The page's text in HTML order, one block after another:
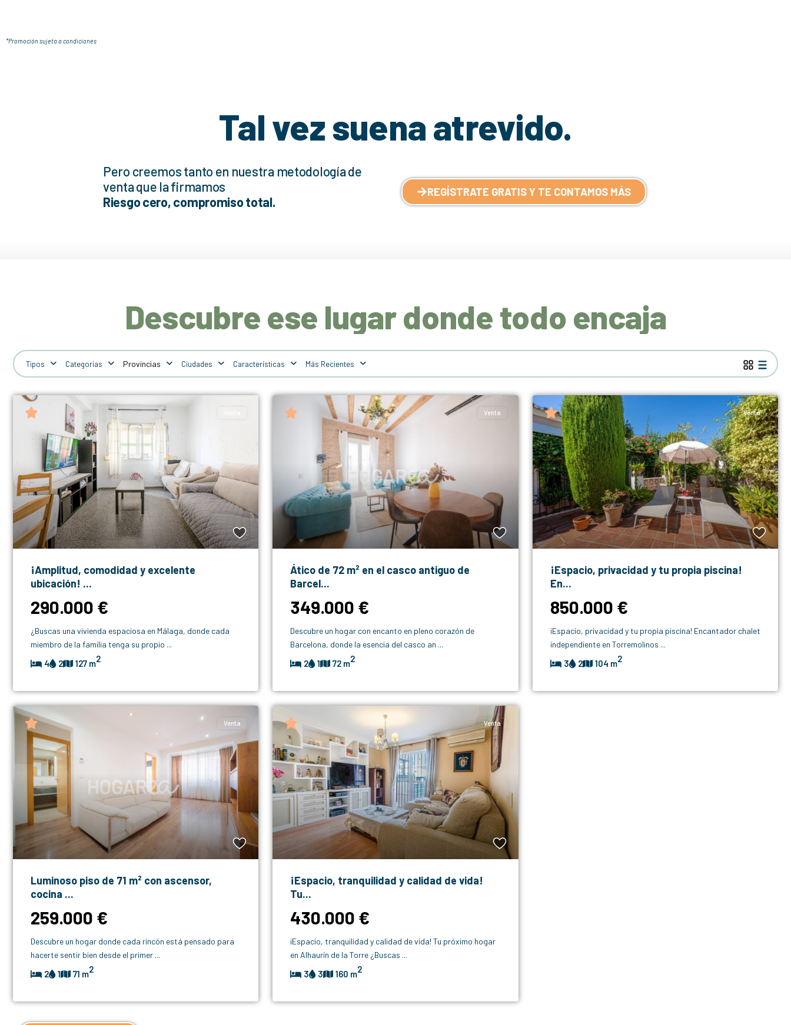
*Promoción sujeta a condiciones
Tal vez suena atrevido.
Pero creemos tanto en nuestra metodología de
venta que la firmamos
Riesgo cero, compromiso total.
REGÍSTRATE GRATIS Y TE CONTAMOS MÁS
Descubre ese lugar donde todo encaja
Tipos Categorías Ciudades Características Más Recientes
¡Amplitud, comodidad y excelente
ubicación! ...
290.000 €
¿Buscas una vivienda espaciosa en Málaga, donde cada
miembro de la familia tenga su propio ...
4 2 127 m2
Venta
Ático de 72 m² en el casco antiguo de
Barcel...
349.000 €
Descubre un hogar con encanto en pleno corazón de
Barcelona, donde la esencia del casco an ...
2 1 72 m2
Venta
¡Espacio, privacidad y tu propia piscina!
En...
850.000 €
¡Espacio, privacidad y tu propia piscina! Encantador chalet
independiente en Torremolinos ...
3 2 104 m2
Venta
Luminoso piso de 71 m² con ascensor,
cocina ...
259.000 €
Descubre un hogar donde cada rincón está pensado para
hacerte sentir bien desde el primer ...
2 1 71 m2
Venta
¡Espacio, tranquilidad y calidad de vida!
Tu...
430.000 €
¡Espacio, tranquilidad y calidad de vida! Tu próximo hogar
en Alhaurín de la Torre ¿Buscas ...
3 3 160 m2